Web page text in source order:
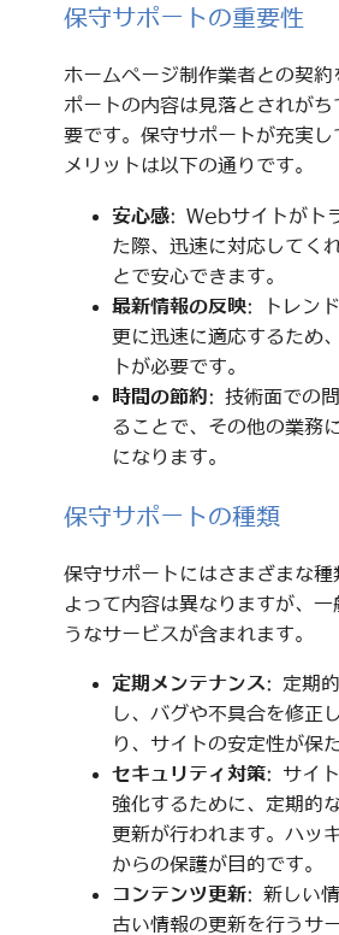
保守サポートの重要性
ホームページ制作業者との契
ポートの内容は見落とされが
要です。保守サポートが充実
メリットは以下の通りです。
安心感: Webサイトがト
た際、迅速に対応してく
とで安心できます。
最新情報の反映: トレン
更に迅速に適応するため
トが必要です。
時間の節約: 技術面での
ることで、その他の業務
になります。
保守サポートの種類
保守サポートにはさまざまな種
よって内容は異なりますが、一
うなサービスが含まれます。
定期メンテナンス: 定期
し、バグや不具合を修正
り、サイトの安定性が保
セキュリティ対策: サイ
強化するために、定期的
更新が行われます。ハッ
からの保護が目的です。
コンテンツ更新: 新しい情
古い情報の更新を行うサ